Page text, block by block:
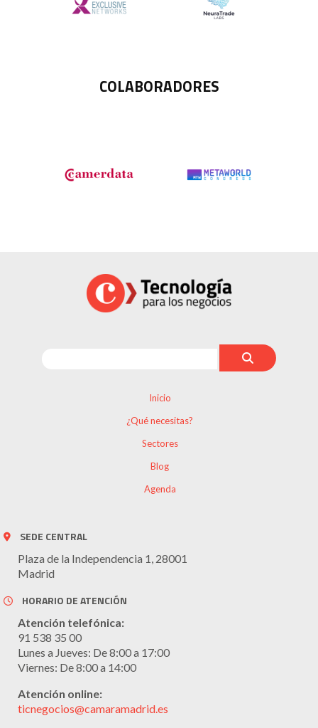
COLABORADORES
Inicio
¿Qué necesitas?
Sectores
Blog
Agenda
SEDE CENTRAL
Plaza de la Independencia 1, 28001
Madrid
HORARIO DE ATENCIÓN
Atención telefónica:
91 538 35 00
Lunes a Jueves: De 8:00 a 17:00
Viernes: De 8:00 a 14:00
Atención online:
ticnegocios@camaramadrid.es